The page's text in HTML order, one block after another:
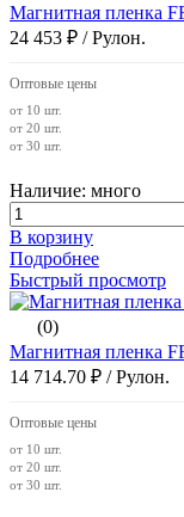
Магнитная пленка
24 453 ₽ / Рулон.
Оптовые цены
от 10 шт.
от 20 шт.
от 30 шт.
Наличие: много
В корзину
Подробнее
Быстрый просмотр
(0)
Магнитная пленка
14 714.70 ₽ / Рулон.
Оптовые цены
от 10 шт.
от 20 шт.
от 30 шт.